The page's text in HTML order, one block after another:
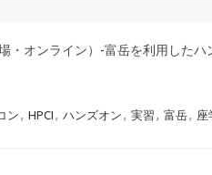
オンライン）-富岳を利用したハ
ン , HPCI , ハンズオン , 実習 , 富岳, 座